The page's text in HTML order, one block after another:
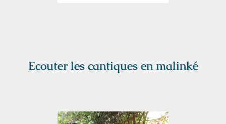
Ecouter les cantiques en malinké